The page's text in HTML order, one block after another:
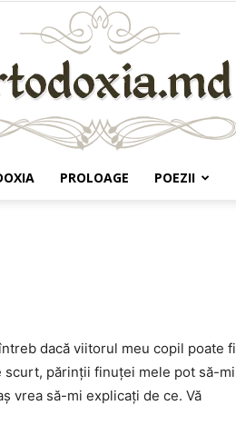
PROLOAGE POEZII
dacă viitorul meu copil poate fi
scurt, părinții finuței mele pot să-mi
vrea să-mi explicați de ce. Vă